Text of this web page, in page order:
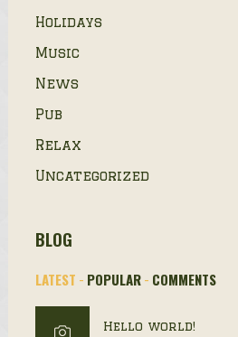
Holidays
Music
News
Pub
Relax
Uncategorized
BLOG
LATEST POPULAR COMMENTS
Hello world!